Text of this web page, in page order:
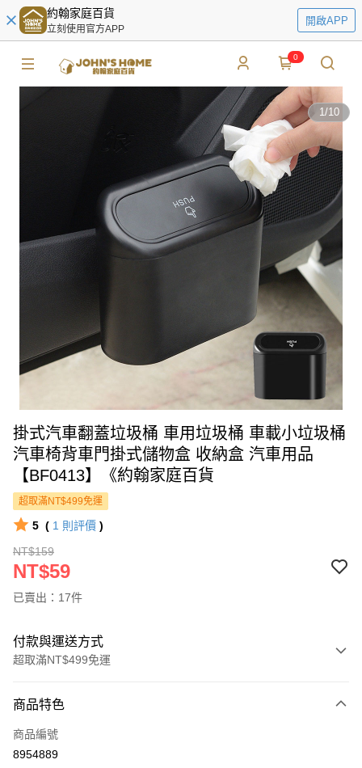
約翰家庭百貨
立刻使用官方APP
開啟APP
0
1/10
掛式汽車翻蓋垃圾桶 車用垃圾桶 車載小垃圾桶
汽車椅背車門掛式儲物盒 收納盒 汽車用品
【BF0413】《約翰家庭百貨
超取滿NT$499免運
5 ( 1 則評價 )
NT$159
NT$59
已賣出：17件
付款與運送方式
超取滿NT$499免運
信用卡一次付款
超商取貨付款
商品特色
商品編號
8954889